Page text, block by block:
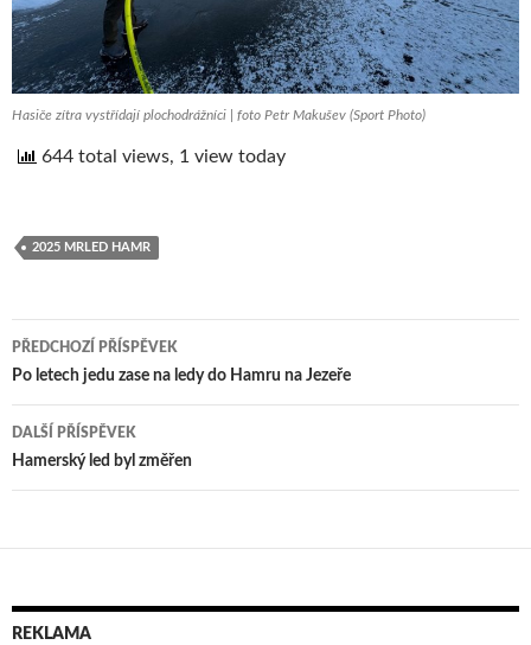
Hasiče zítra vystřídají plochodrážníci | foto Petr Makušev (Sport Photo)
644 total views, 1 view today
2025 MRLED HAMR
Navigace
pro
příspěvek
PŘEDCHOZÍ PŘÍSPĚVEK
Po letech jedu zase na ledy do Hamru na Jezeře
DALŠÍ PŘÍSPĚVEK
Hamerský led byl změřen
REKLAMA